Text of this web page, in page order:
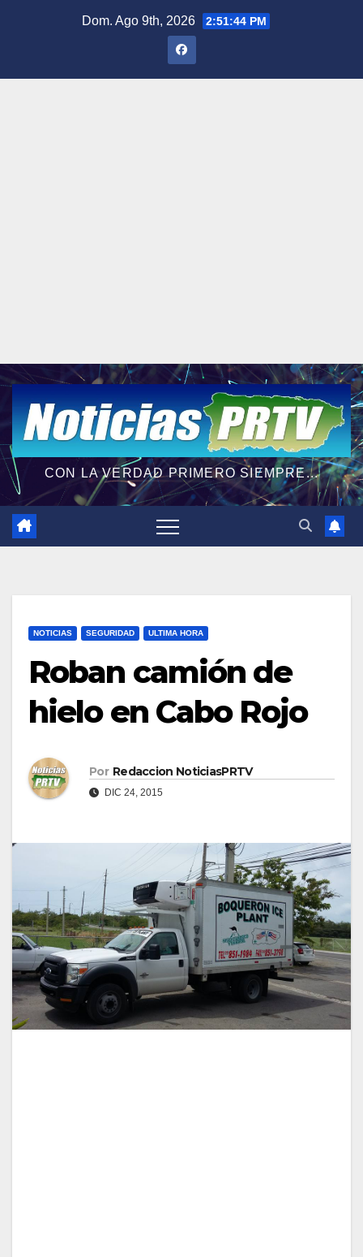
Dom. Ago 9th, 2026 2:51:45 PM
CON LA VERDAD PRIMERO SIEMPRE...
NOTICIAS SEGURIDAD ULTIMA HORA
Roban camión de
hielo en Cabo Rojo
Por Redaccion NoticiasPRTV
DIC 24, 2015